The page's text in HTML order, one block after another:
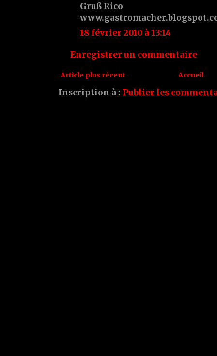
Gruß Rico
18 février 2010 à 13:14
Enregistrer un commentaire
Article plus récent Accueil
Inscription à : Publier les